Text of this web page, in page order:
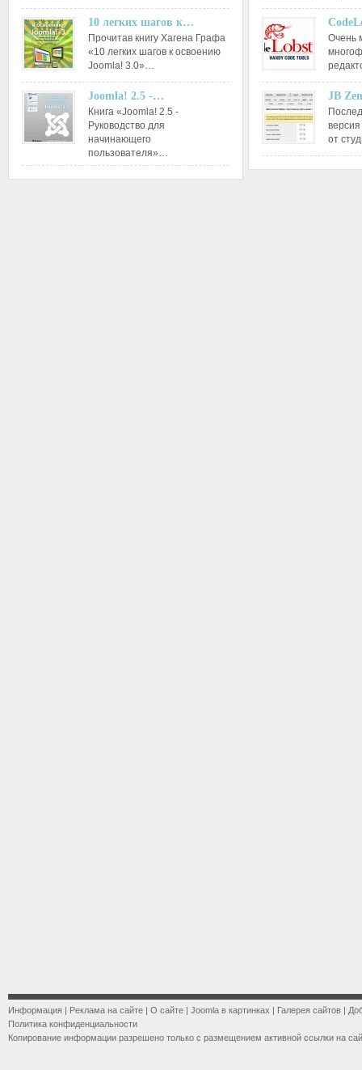
10 легких шагов к…
Прочитав книгу Хагена Графа
«10 легких шагов к освоению
Joomla! 3.0»…
Joomla! 2.5 -…
Книга «Joomla! 2.5 -
Руководство для
начинающего
пользователя»…
Очень
JB
от
Информация | Реклама на сайте | О сайте | Joomla в картинках | Галерея сайтов |
Политика конфиденциальности
Копирование информации разрешено только с размещением активной ссылки на